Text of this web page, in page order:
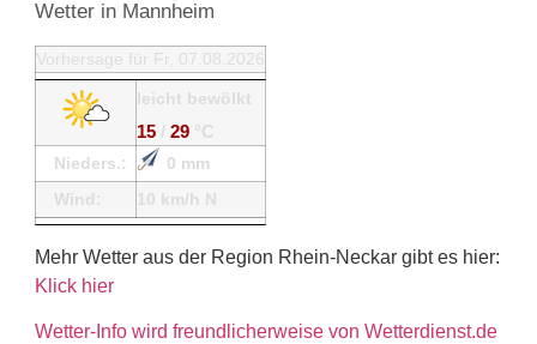
Wetter in Mannheim
Vorhersage für Fr, 07.08.2026
leicht bewölkt
15/ 29°C
Nieders.:
0 mm
Wind:
10 km/h N
Mehr Wetter aus der Region Rhein-Neckar gibt es hier:
Klick hier
Wetter-Info wird freundlicherweise von Wetterdienst.de